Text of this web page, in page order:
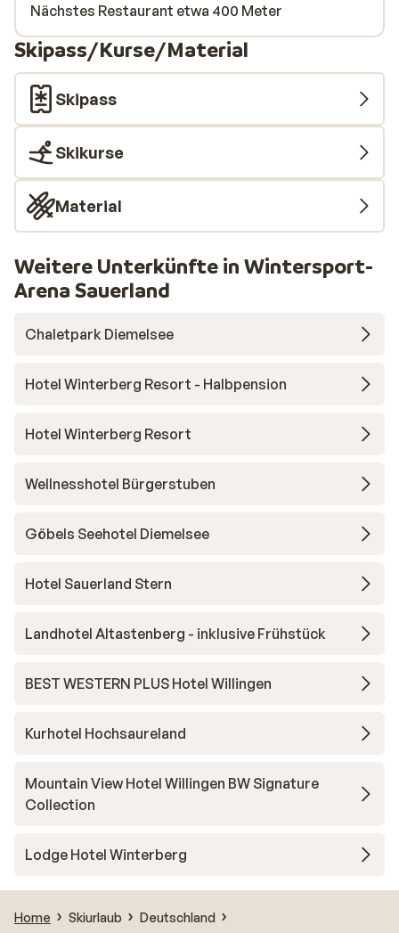
Nächstes Restaurant etwa 400 Meter
Skipass/Kurse/Material
Skipass
Skikurse
Material
Weitere Unterkünfte in Wintersport-
Arena Sauerland
Chaletpark Diemelsee
Hotel Winterberg Resort - Halbpension
Hotel Winterberg Resort
Wellnesshotel Bürgerstuben
Göbels Seehotel Diemelsee
Hotel Sauerland Stern
Landhotel Altastenberg - inklusive Frühstück
BEST WESTERN PLUS Hotel Willingen
Kurhotel Hochsaureland
Mountain View Hotel Willingen BW Signature
Collection
Lodge Hotel Winterberg
Home Skiurlaub
Deutschland